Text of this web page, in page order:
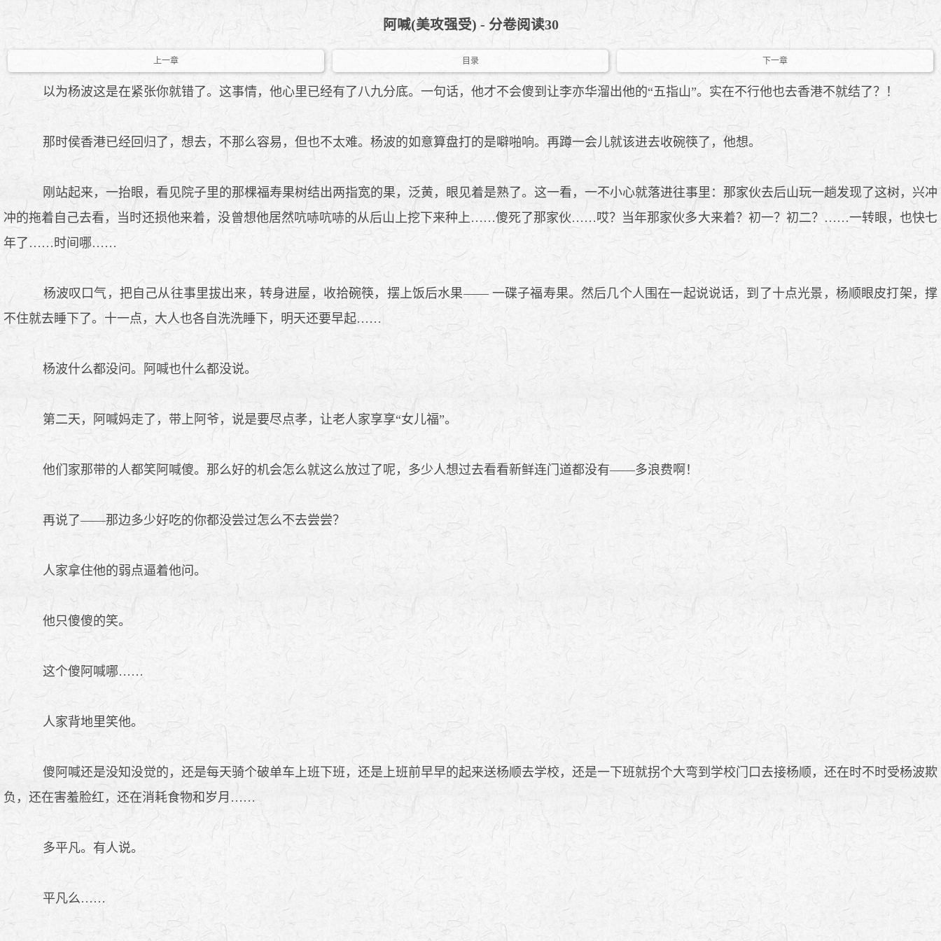
阿喊(美攻强受) - 分卷阅读30
上一章 目录 下一章
以为杨波这是在紧张你就错了。这事情，他心里已经有了八九分底。一句话，他才不会傻到让李亦华溜出他的“五指山”。实在不行他也去香港不就结了？！
那时侯香港已经回归了，想去，不那么容易，但也不太难。杨波的如意算盘打的是噼啪响。再蹲一会儿就该进去收碗筷了，他想。
刚站起来，一抬眼，看见院子里的那棵福寿果树结出两指宽的果，泛黄，眼见着是熟了。这一看，一不小心就落进往事里：那家伙去后山玩一趟发现了这树，兴冲
冲的拖着自己去看，当时还损他来着，没曾想他居然吭哧吭哧的从后山上挖下来种上……傻死了那家伙……哎？当年那家伙多大来着？初一？初二？……一转眼，也快七
年了……时间哪……
杨波叹口气，把自己从往事里拔出来，转身进屋，收拾碗筷，摆上饭后水果—— 一碟子福寿果。然后几个人围在一起说说话，到了十点光景，杨顺眼皮打架，撑
不住就去睡下了。十一点，大人也各自洗洗睡下，明天还要早起……
杨波什么都没问。阿喊也什么都没说。
第二天，阿喊妈走了，带上阿爷，说是要尽点孝，让老人家享享“女儿福”。
他们家那带的人都笑阿喊傻。那么好的机会怎么就这么放过了呢，多少人想过去看看新鲜连门道都没有——多浪费啊！
再说了——那边多少好吃的你都没尝过怎么不去尝尝？
人家拿住他的弱点逼着他问。
他只傻傻的笑。
这个傻阿喊哪……
人家背地里笑他。
傻阿喊还是没知没觉的，还是每天骑个破单车上班下班，还是上班前早早的起来送杨顺去学校，还是一下班就拐个大弯到学校门口去接杨顺，还在时不时受杨波欺
负，还在害羞脸红，还在消耗食物和岁月……
多平凡。有人说。
平凡么……